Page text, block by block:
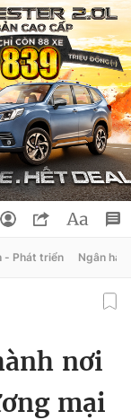
- Phát triển Ngân
nơi
mại